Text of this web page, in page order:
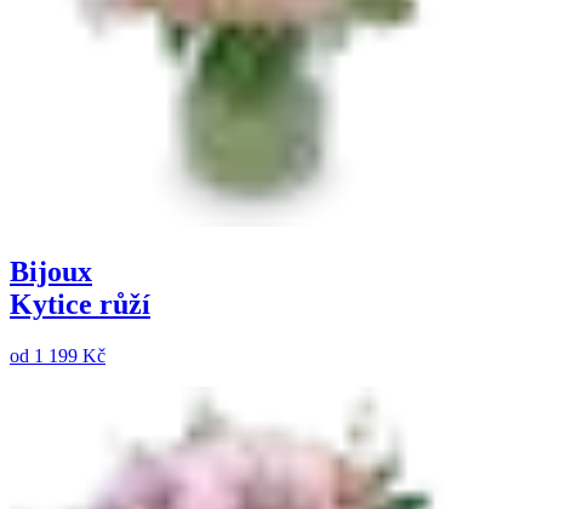
Bijoux
Kytice růží
od 1 199 Kč